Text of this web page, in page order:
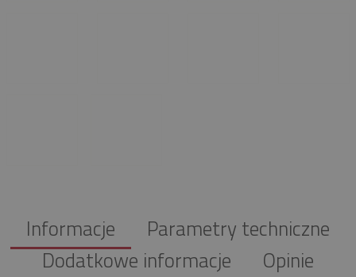
Informacje
Parametry techniczne
Dodatkowe informacje
Opinie